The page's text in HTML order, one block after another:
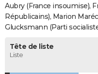
FORUM
Bricolage
Lifestyle
Culture
SportAuto
Television
Voyage
Cinema
Aubry (France insoumise),
Républicains), Marion
Glucksmann (Parti
Tête de liste
Liste